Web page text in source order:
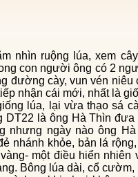
con người ông có 2
đường cày, vun vén
nhận cái mới, nhất là
là ông Hà Thìn
nhưng ngày nào ông
nhánh khỏe, bản lá
một điều hiển
Bông lúa dài, cổ cườm,